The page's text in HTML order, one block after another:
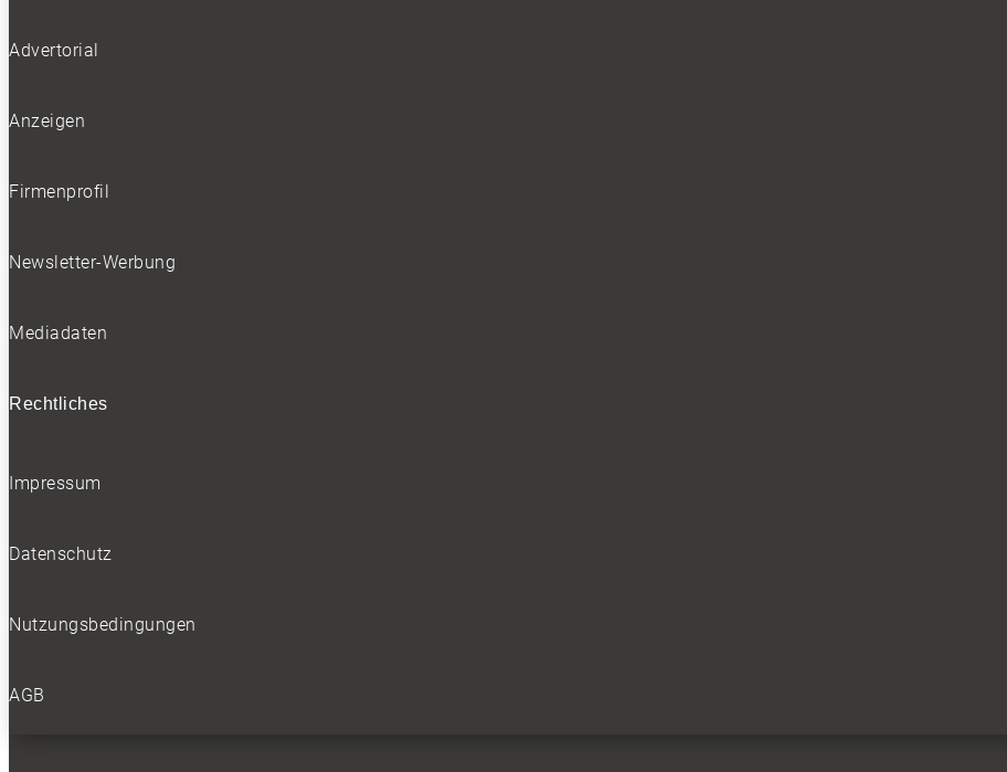
Advertorial
Anzeigen
Firmenprofil
Newsletter-Werbung
Mediadaten
Rechtliches
Impressum
Datenschutz
Nutzungsbedingungen
AGB